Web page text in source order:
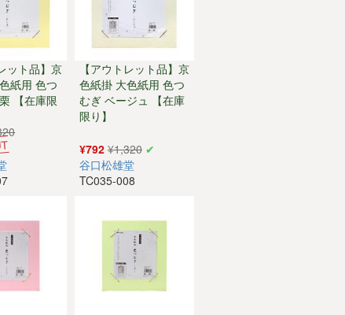
ット品】京
紙用 色つ
【在庫限
【アウトレット品】京
色紙掛 大色紙用 色つ
むぎ ベージュ 【在庫
限り】
¥792 ¥1,320
谷口松雄堂
TC035-008